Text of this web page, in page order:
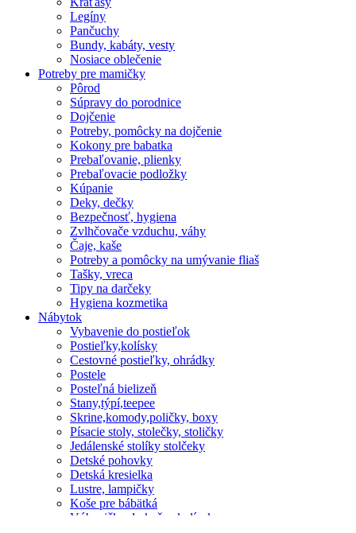
Legíny
Pančuchy
Bundy, kabáty, vesty
Nosiace oblečenie
Potreby pre mamičky
Pôrod
Súpravy do porodnice
Dojčenie
Potreby, pomôcky na dojčenie
Kokony pre babatka
Prebaľovanie, plienky
Prebaľovacie podložky
Kúpanie
Deky, dečky
Bezpečnosť, hygiena
Zvlhčovače vzduchu, váhy
Čaje, kaše
Potreby a pomôcky na umývanie fliaš
Tašky, vreca
Tipy na darčeky
Hygiena kozmetika
Nábytok
Vybavenie do postieľok
Postieľky,kolísky
Cestovné postieľky, ohrádky
Postele
Posteľná bielizeň
Stany,týpí,teepee
Skrine,komody,poličky, boxy
Písacie stoly, stolečky, stoličky
Jedálenské stolíky stolčeky
Detské pohovky
Detská kresielka
Lustre, lampičky
Koše pre bábätká
Výbavičky do košov,kolísok